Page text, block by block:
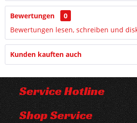
Bewertungen
0
Bewertungen lesen, schreiben und
Kunden kauften auch
Service Hotline
Shop Service